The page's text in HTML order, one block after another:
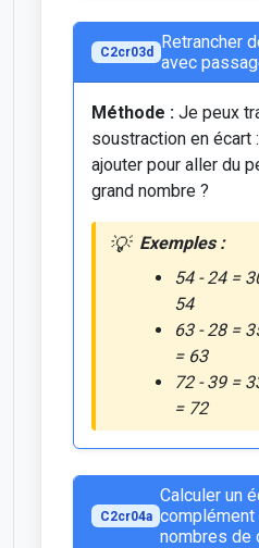
C2cr03d
Retrancher
avec
Méthode :Je peux
soustraction en écart
ajouter pour aller du
grand nombre ?
Exemples :
54 - 24 =
54
63 - 28 =
= 63
72 - 39 =
= 72
C2cr04a
Calculer un
complément
nombres de